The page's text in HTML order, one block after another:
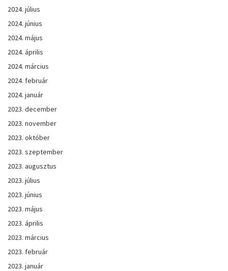
2024. július
2024. június
2024. május
2024. április
2024. március
2024. február
2024. január
2023. december
2023. november
2023. október
2023. szeptember
2023. augusztus
2023. július
2023. június
2023. május
2023. április
2023. március
2023. február
2023. január